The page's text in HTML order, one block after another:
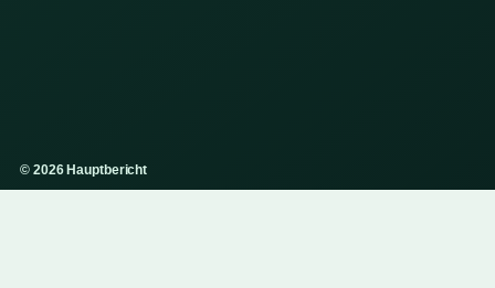
© 2026 Hauptbericht